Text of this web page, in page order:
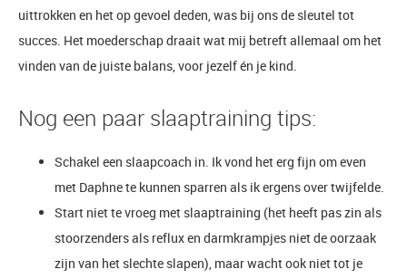
uittrokken en het op gevoel deden, was bij ons de sleutel tot
succes. Het moederschap draait wat mij betreft allemaal om het
vinden van de juiste balans, voor jezelf én je kind.
Nog een paar slaaptraining tips:
Schakel een slaapcoach in. Ik vond het erg fijn om even
met Daphne te kunnen sparren als ik ergens over twijfelde.
Start niet te vroeg met slaaptraining (het heeft pas zin als
stoorzenders als reflux en darmkrampjes niet de oorzaak
zijn van het slechte slapen), maar wacht ook niet tot je